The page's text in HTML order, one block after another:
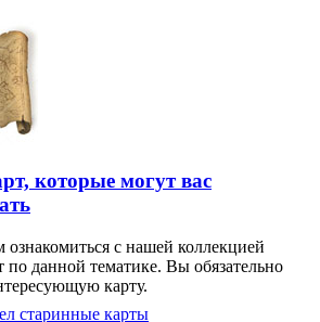
которые могут вас
ознакомиться с нашей коллекцией
по данной тематике. Вы обязательно
карту.
старинные карты